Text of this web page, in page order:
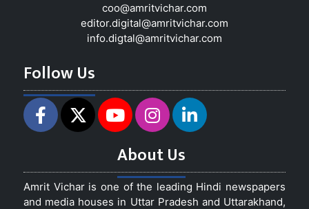
coo@amritvichar.com
editor.digital@amritvichar.com
info.digtal@amritvichar.com
Follow Us
About Us
Amrit Vichar is one of the leading Hindi newspapers
and media houses in Uttar Pradesh and Uttarakhand,